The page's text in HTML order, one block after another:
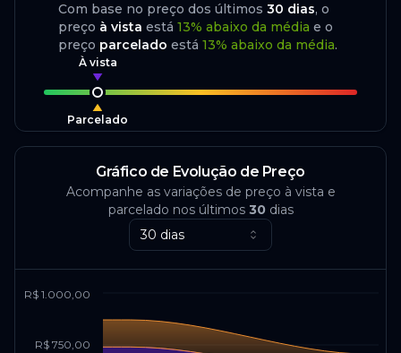
Com base no preço dos últimos 30 dias, o
preço à vista está 13% abaixo da média e o
preço parcelado está 13% abaixo da média.
À vista
Parcelado
Gráfico de Evolução de Preço
Acompanhe as variações de preço à vista e
parcelado nos últimos 30dias
30 dias
R$ 750,00
R$ 1.000,00